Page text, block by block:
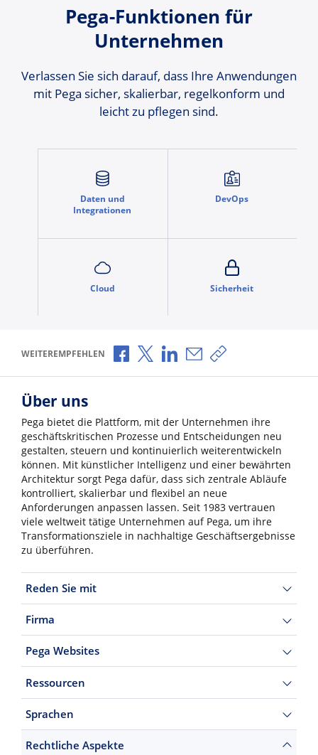
Pega-Funktionen für
Unternehmen
Verlassen Sie sich darauf, dass Ihre Anwendungen
mit Pega sicher, skalierbar, regelkonform und
leicht zu pflegen sind.
Daten und
Integrationen
DevOps
Cloud Sicherheit
WEITEREMPFEHLEN Über Facebook teilen
Über X teilen
Über LinkedIn teilen
Über E-Mail teilen
Link zum Teilen
Über uns
Pega bietet die Plattform, mit der Unternehmen ihre
geschäftskritischen Prozesse und Entscheidungen neu
gestalten, steuern und kontinuierlich weiterentwickeln
können. Mit künstlicher Intelligenz und einer bewährten
Architektur sorgt Pega dafür, dass sich zentrale Abläufe
kontrolliert, skalierbar und flexibel an neue
Anforderungen anpassen lassen. Seit 1983 vertrauen
viele weltweit tätige Unternehmen auf Pega, um ihre
Transformationsziele in nachhaltige Geschäftsergebnisse
zu überführen.
Reden Sie mit
Firma
Pega Websites
Ressourcen
Sprachen
Rechtliche Aspekte